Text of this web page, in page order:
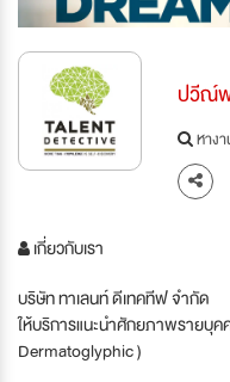
ปวีณ์
หาง
เกี่ยวกับเรา
บริษัท ทาเลนท์ ดีเทคทีฟ จำกัด
ให้บริการแนะนำศักยภาพรายบุ
Dermatoglyphic )